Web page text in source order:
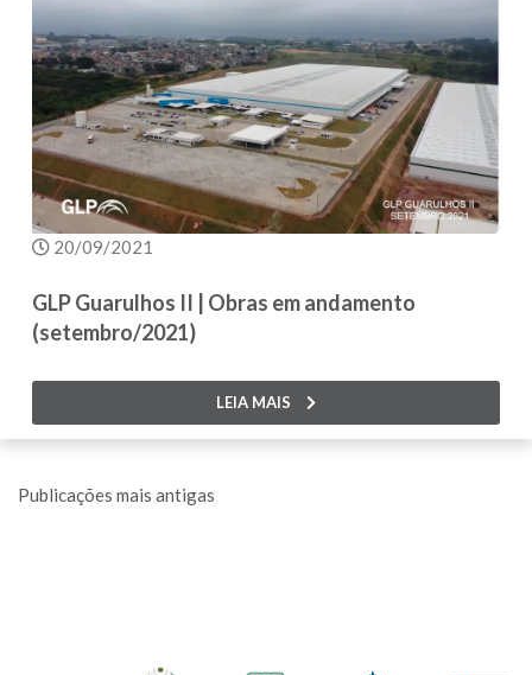
20/09/2021
GLP Guarulhos II | Obras em andamento
(setembro/2021)
LEIA MAIS
Navegação
Publicações mais antigas